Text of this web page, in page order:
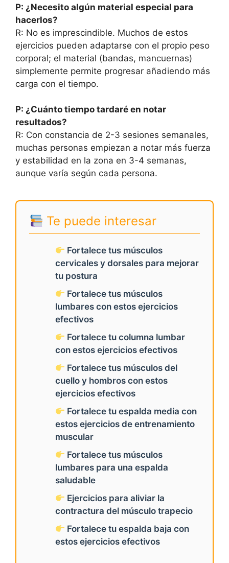
P: ¿Necesito algún material especial para
hacerlos?
R: No es imprescindible. Muchos de estos
ejercicios pueden adaptarse con el propio peso
corporal; el material (bandas, mancuernas)
simplemente permite progresar añadiendo más
carga con el tiempo.
P: ¿Cuánto tiempo tardaré en notar
resultados?
R: Con constancia de 2-3 sesiones semanales,
muchas personas empiezan a notar más fuerza
y estabilidad en la zona en 3-4 semanas,
aunque varía según cada persona.
Te puede interesar
Fortalece tus músculos
cervicales y dorsales para mejorar
tu postura
Fortalece tus músculos
lumbares con estos ejercicios
efectivos
Fortalece tu columna lumbar
con estos ejercicios efectivos
Fortalece tus músculos del
cuello y hombros con estos
ejercicios efectivos
Fortalece tu espalda media con
estos ejercicios de entrenamiento
muscular
Fortalece tus músculos
lumbares para una espalda
saludable
Ejercicios para aliviar la
contractura del músculo trapecio
Fortalece tu espalda baja con
estos ejercicios efectivos